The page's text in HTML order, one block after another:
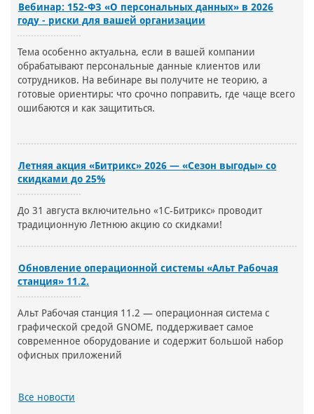
Вебинар: 152-ФЗ «О персональных данных» в 2026
году - риски для вашей организации
Тема особенно актуальна, если в вашей компании
обрабатывают персональные данные клиентов или
сотрудников. На вебинаре вы получите не теорию, а
готовые ориентиры: что срочно поправить, где чаще всего
ошибаются и как защититься.
Летняя акция «Битрикс» 2026 — «Сезон выгоды» со
скидками до 25%
До 31 августа включительно «1С-Битрикс» проводит
традиционную Летнюю акцию со скидками!
Обновление операционной системы «Альт Рабочая
станция» 11.2.
Альт Рабочая станция 11.2 — операционная система с
графической средой GNOME, поддерживает самое
современное оборудование и содержит большой набор
офисных приложений
Все новости